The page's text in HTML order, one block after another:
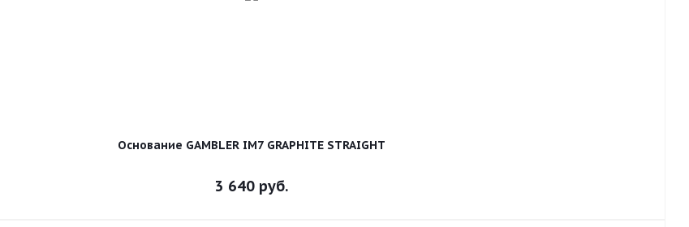
Основание GAMBLER IM7 GRAPHITE STRAIGHT
3 640 руб.